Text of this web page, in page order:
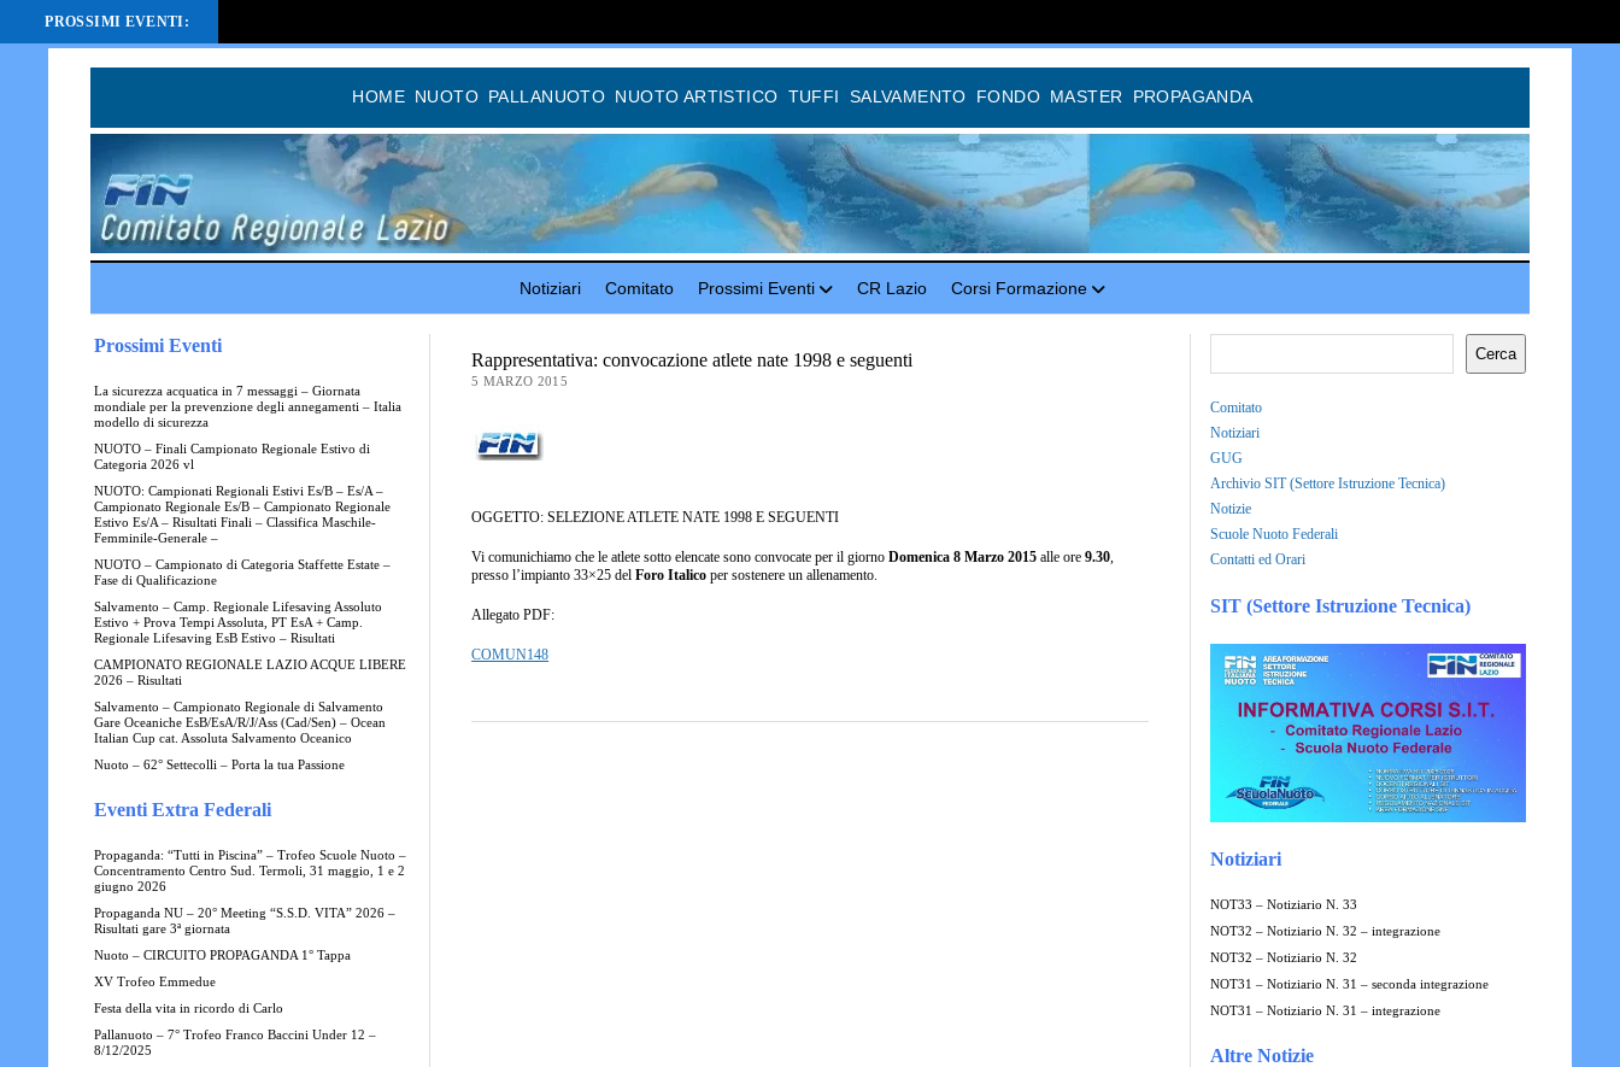
HOME NUOTO PALLANUOTO NUOTO ARTISTICO TUFFI SALVAMENTO FONDO MASTER PROPAGANDA
Notiziari Comitato Prossimi Eventi CR Lazio Corsi Formazione
Prossimi Eventi
La sicurezza acquatica in 7 messaggi – Giornata
mondiale per la prevenzione degli annegamenti – Italia
modello di sicurezza
NUOTO – Finali Campionato Regionale Estivo di
Categoria 2026 vl
NUOTO: Campionati Regionali Estivi Es/B – Es/A –
Campionato Regionale Es/B – Campionato Regionale
Estivo Es/A – Risultati Finali – Classifica Maschile-
Femminile-Generale –
NUOTO – Campionato di Categoria Staffette Estate –
Fase di Qualificazione
Salvamento – Camp. Regionale Lifesaving Assoluto
Estivo + Prova Tempi Assoluta, PT EsA + Camp.
Regionale Lifesaving EsB Estivo – Risultati
CAMPIONATO REGIONALE LAZIO ACQUE LIBERE
2026 – Risultati
Salvamento – Campionato Regionale di Salvamento
Gare Oceaniche EsB/EsA/R/J/Ass (Cad/Sen) – Ocean
Italian Cup cat. Assoluta Salvamento Oceanico
Nuoto – 62° Settecolli – Porta la tua Passione
Eventi Extra Federali
Propaganda: “Tutti in Piscina” – Trofeo Scuole Nuoto –
Concentramento Centro Sud. Termoli, 31 maggio, 1 e 2
giugno 2026
Propaganda NU – 20° Meeting “S.S.D. VITA” 2026 –
Risultati gare 3ª giornata
Nuoto – CIRCUITO PROPAGANDA 1° Tappa
XV Trofeo Emmedue
Festa della vita in ricordo di Carlo
Pallanuoto – 7° Trofeo Franco Baccini Under 12 –
8/12/2025
Rappresentativa: convocazione atlete nate 1998 e seguenti
5 MARZO 2015
OGGETTO: SELEZIONE ATLETE NATE 1998 E SEGUENTI
Vi comunichiamo che le atlete sotto elencate sono convocate per il giornoDomenica 8 Marzo 2015 alle ore9.30,
presso l’impianto 33×25 delForo Italico per sostenere un allenamento.
Allegato PDF:
COMUN148
Cerca
Comitato
Notiziari
GUG
Archivio SIT (Settore Istruzione Tecnica)
Notizie
Scuole Nuoto Federali
Contatti ed Orari
SIT (Settore Istruzione Tecnica)
Notiziari
NOT33 – Notiziario N. 33
NOT32 – Notiziario N. 32 – integrazione
NOT32 – Notiziario N. 32
NOT31 – Notiziario N. 31 – seconda integrazione
NOT31 – Notiziario N. 31 – integrazione
Altre Notizie
PROSSIMI EVENTI: